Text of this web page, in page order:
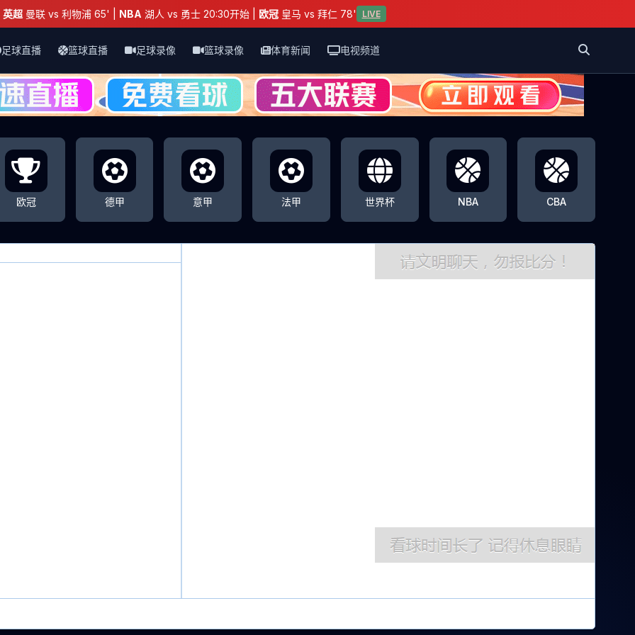
英超曼联 vs 利物浦 65' | NBA 湖人 vs 勇士 20:30开始 | 欧冠皇马 vs 拜仁 78' LIVE
足球直播 篮球直播 足球录像 篮球录像 体育新闻 电视频道
欧冠 德甲 意甲 法甲 世界杯 NBA CBA